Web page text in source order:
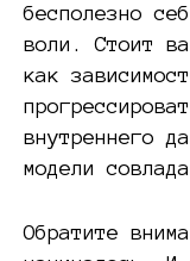
бесполезно
воли. Стоит
как
внутреннего
модели
Обратите